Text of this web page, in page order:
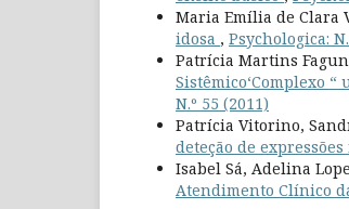
Maria Emília de Clara
idosa , Psychologica:
Patrícia Martins
Sistêmico‘Complexo
N.º 55 (2011)
Patrícia Vitorino,
deteção de
Isabel Sá, Adelina
Atendimento Clínico